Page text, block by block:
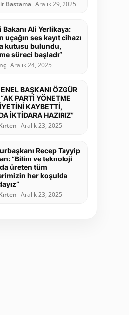
Bastama Aralık 29, 2025
Bakanı Ali Yerlikaya:
uçağın ses kayıt cihazı
kutusu bulundu,
süreci başladı”
Aralık 24, 2025
BAŞKANI ÖZGÜR
PARTİ YÖNETME
KAYBETTİ,
İKTİDARA HAZIRIZ”
Aralık 23, 2025
Recep Tayyip
“Bilim ve teknoloji
üreten tüm
her koşulda
Aralık 23, 2025